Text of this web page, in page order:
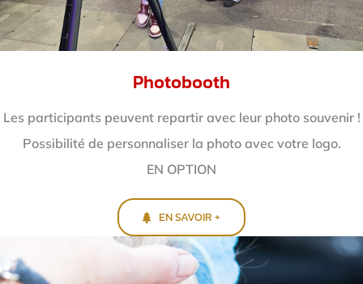
Photobooth
Les participants peuvent repartir avec leur photo souvenir !
Possibilité de personnaliser la photo avec votre logo.
EN OPTION
EN SAVOIR +